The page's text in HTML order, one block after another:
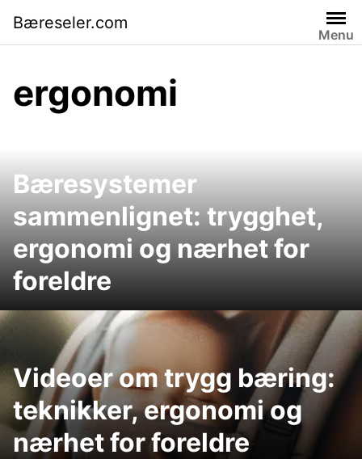
content
Bæreseler.com
Menu
ergonomi
Bæresystemer
sammenlignet: trygghet,
ergonomi og nærhet for
foreldre
Videoer om trygg bæring:
teknikker, ergonomi og
nærhet for foreldre